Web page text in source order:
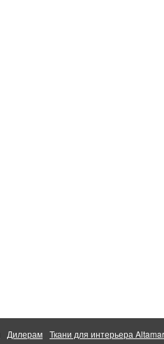
Дилерам Ткани для интерьера